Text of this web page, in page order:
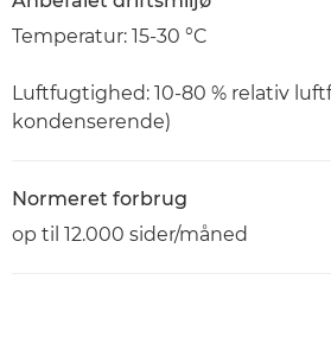
Temperatur: 15-30 °C
Luftfugtighed: 10-80 % relativ
kondenserende)
Normeret forbrug
op til 12.000 sider/måned